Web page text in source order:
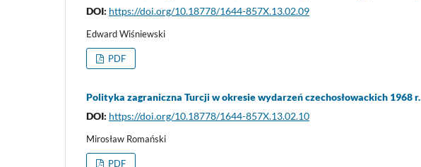
DOI: https://doi.org/10.18778/1644-857X.13.02.09
Edward Wiśniewski
PDF
Polityka zagraniczna Turcji w okresie wydarzeń czechosłowackich 1968 r.
DOI: https://doi.org/10.18778/1644-857X.13.02.10
Mirosław Romański
PDF